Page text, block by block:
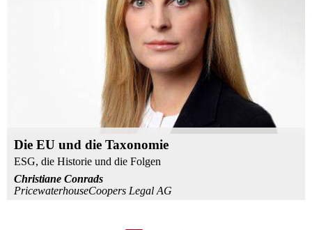
Die EU und die Taxonomie
ESG, die Historie und die Folgen
Christiane Conrads
PricewaterhouseCoopers Legal AG